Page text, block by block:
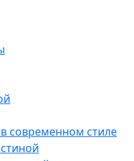
современном стиле